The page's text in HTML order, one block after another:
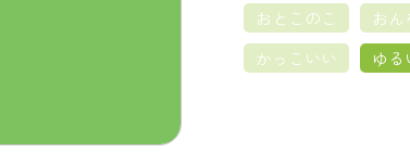
おとこのこ おん
かっこいい
ゆる